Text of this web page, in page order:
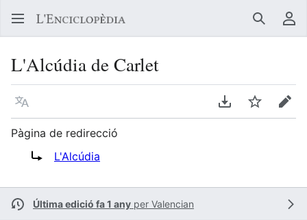
Buscar
L'Alcúdia de Carlet
Llegir en un atre idioma Descarregar en
Vigilar
Pàgina de redirecció
Redirigix a:L'Alcúdia
Última edició fa 1 any per Valencian